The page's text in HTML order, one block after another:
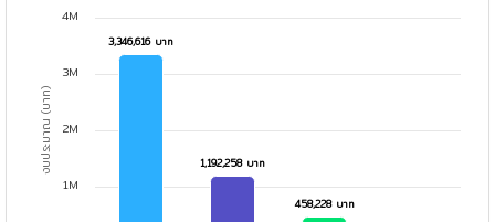
Bar chart with 4 bars.
View as data table, งบประมาณโครงการ จำแนกตามแหล่งงบประมาณ
The chart has 1 X axis displaying categories.
The chart has 1 Y axis displaying งบประมาณ (บาท). Data ranges
งบประมาณ (บาท)
3,346,616 บาท
3,346,616 บาท
1,192,258 บาท
1,192,258 บาท
458,228 บาท
458,228 บาท
1M
2M
3M
4M